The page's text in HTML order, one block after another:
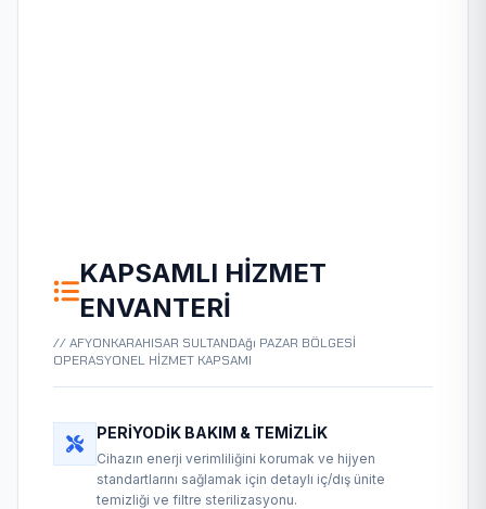
KAPSAMLI HIZMET
ENVANTERI
// AFYONKARAHISAR SULTANDAğı PAZAR BÖLGESİ
OPERASYONEL HİZMET KAPSAMI
PERIYODIK BAKIM & TEMIZLIK
Cihazın enerji verimliliğini korumak ve hijyen
standartlarını sağlamak için detaylı iç/dış ünite
temizliği ve filtre sterilizasyonu.